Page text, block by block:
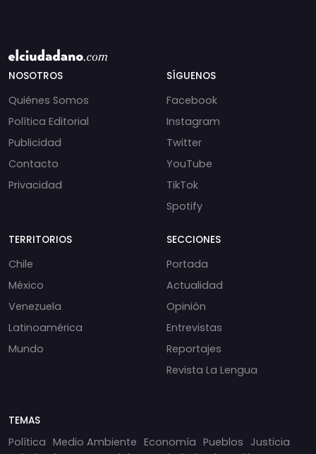
NOSOTROS
Quiénes Somos
Política Editorial
Publicidad
Contacto
Privacidad
SÍGUENOS
Facebook
Instagram
Twitter
YouTube
TikTok
Spotify
TERRITORIOS
Chile
México
Venezuela
Latinoamérica
Mundo
SECCIONES
Portada
Actualidad
Opinión
Entrevistas
Reportajes
Revista La Lengua
TEMAS
Política Medio Ambiente Economía Pueblos Justicia